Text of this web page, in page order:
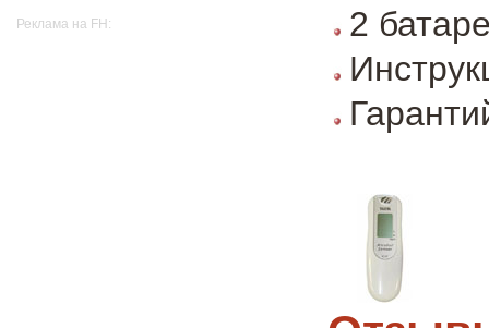
Реклама на FH:
2